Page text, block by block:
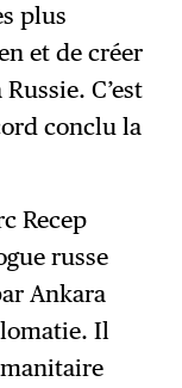
plus
et de créer
C’est
conclu la
Recep
russe
Ankara
Il